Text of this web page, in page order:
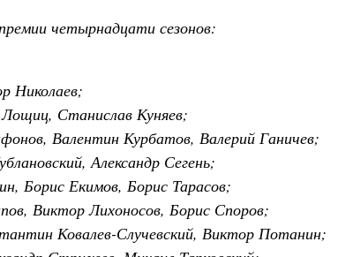
четырнадцати сезонов:
Николаев;
Станислав Куняев;
Валентин Курбатов, Валерий Ганичев;
Александр Сегень;
Борис Екимов, Борис Тарасов;
Виктор Лихоносов, Борис Споров;
Ковалев-Случевский, Виктор Потанин;